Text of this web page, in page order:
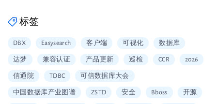
标签
DBX Easysearch 客户端 可视化 数据库
达梦 兼容认证 产品更新 巡检 CCR 2026
信通院 TDBC 可信数据库大会
中国数据库产业图谱 ZSTD 安全 Bboss 开源